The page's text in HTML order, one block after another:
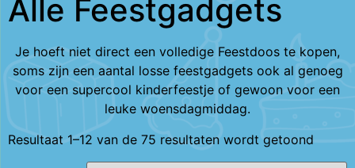
Alle Feestgadgets
Je hoeft niet direct een volledige Feestdoos te kopen,
soms zijn een aantal losse feestgadgets ook al genoeg
voor een supercool kinderfeestje of gewoon voor een
leuke woensdagmiddag.
Resultaat 1–12 van de 75 resultaten wordt getoond